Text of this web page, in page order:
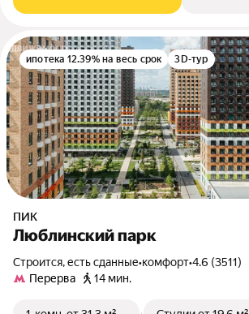
ипотека 12.39% на весь срок 3D-тур
ПИК
Люблинский парк
Строится, есть сданные•комфорт•4.6 (3511)
Перерва
14 мин.